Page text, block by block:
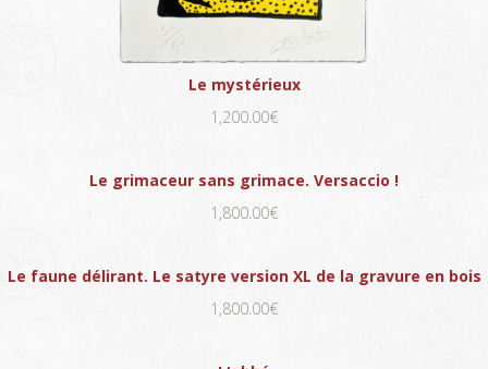
Le mystérieux
1,200.00€
Le grimaceur sans grimace. Versaccio !
1,800.00€
Le faune délirant. Le satyre version XL de la gravure en bois
1,800.00€